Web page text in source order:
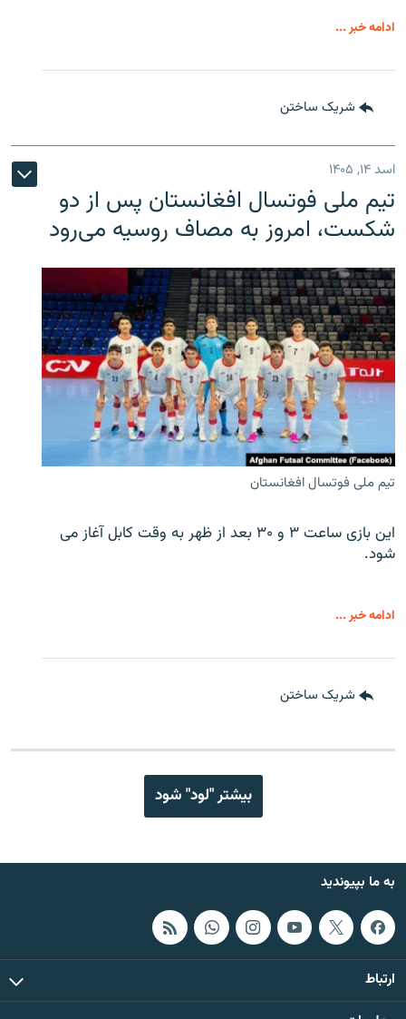
ادامه خبر ...
شریک ساختن
اسد ۱۴, ۱۴۰۵
تیم ملی فوتسال افغانستان پس از دو
شکست، امروز به مصاف روسیه می‌رود
تیم ملی فوتسال افغانستان
این بازی ساعت ۳ و ۳۰ بعد از ظهر به وقت کابل آغاز می
شود.
ادامه خبر ...
شریک ساختن
بیشتر "لود" شود
به ما بپیوندید
ارتباط